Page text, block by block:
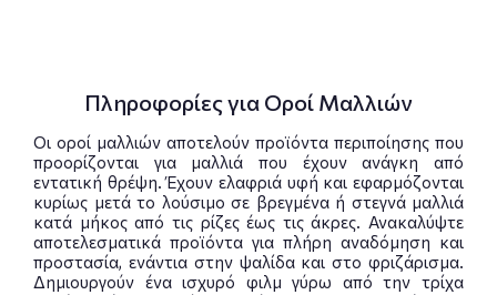
Πληροφορίες για Οροί Μαλλιών
Οι οροί μαλλιών αποτελούν προϊόντα περιποίησης που
προορίζονται για μαλλιά που έχουν ανάγκη από
εντατική θρέψη. Έχουν ελαφριά υφή και εφαρμόζονται
κυρίως μετά το λούσιμο σε βρεγμένα ή στεγνά μαλλιά
κατά μήκος από τις ρίζες έως τις άκρες. Ανακαλύψτε
αποτελεσματικά προϊόντα για πλήρη αναδόμηση και
προστασία, ενάντια στην ψαλίδα και στο φριζάρισμα.
Δημιουργούν ένα ισχυρό φιλμ γύρω από την τρίχα